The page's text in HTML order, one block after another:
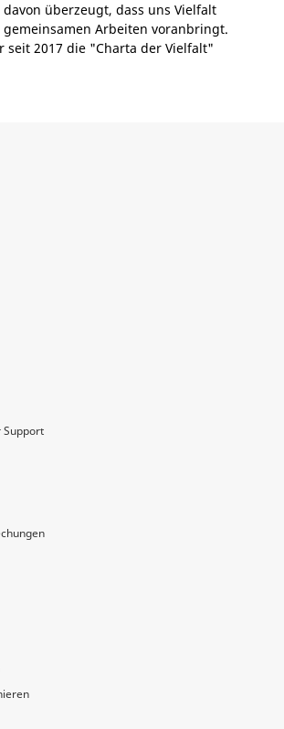
überzeugt, dass uns Vielfalt
Arbeiten voranbringt.
seit 2017 die "Charta der Vielfalt"
Support